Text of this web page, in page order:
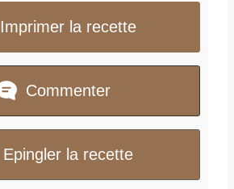
Imprimer la recette
Commenter
Epingler la recette